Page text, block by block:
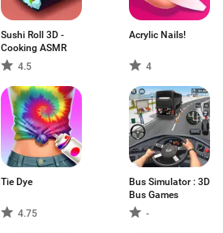
Sushi Roll 3D -
Cooking ASMR
4.5
Acrylic Nails!
4
Tie Dye
4.75
Bus Simulator : 3D
Bus Games
-